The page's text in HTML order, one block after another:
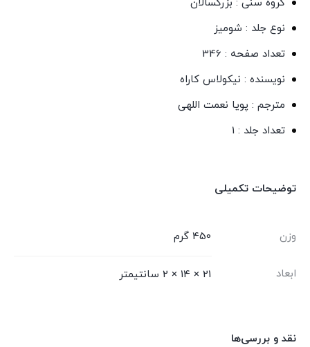
نوع جلد : شومیز
تعداد صفحه : 346
نویسنده : نیکولاس کاراه
مترجم : پویا نعمت اللهی
تعداد جلد : 1
توضیحات تکمیلی
وزن 450 گرم
ابعاد 21 × 14 × 2 سانتیمتر
نقد و بررسی‌ها